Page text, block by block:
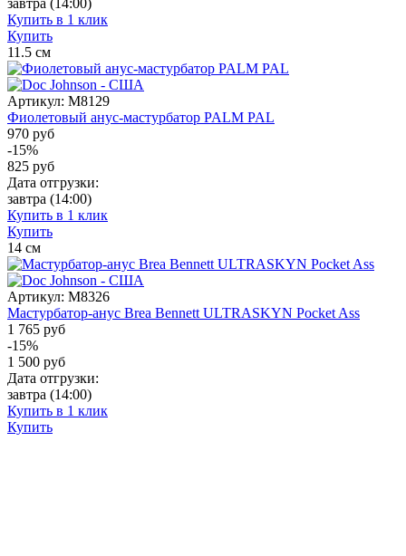
Купить в 1 клик
Купить
11.5 см
Артикул: M8129
Фиолетовый анус-мастурбатор PALM PAL
970 руб
-15%
825 руб
Дата отгрузки:
завтра (14:00)
Купить в 1 клик
Купить
14 см
Артикул: M8326
Мастурбатор-анус Brea Bennett ULTRASKYN Pocket Ass
1 765 руб
-15%
1 500 руб
Дата отгрузки:
завтра (14:00)
Купить в 1 клик
Купить